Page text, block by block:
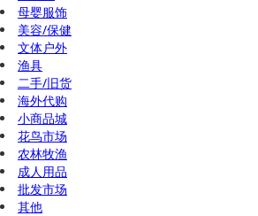
母婴服饰
美容/保健
文体户外
渔具
二手/旧货
海外代购
小商品城
花鸟市场
农林牧渔
成人用品
批发市场
其他